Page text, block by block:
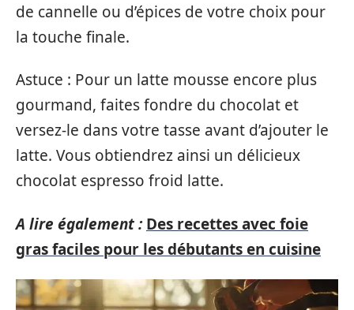
de cannelle ou d’épices de votre choix pour
la touche finale.
Astuce : Pour un latte mousse encore plus
gourmand, faites fondre du chocolat et
versez-le dans votre tasse avant d’ajouter le
latte. Vous obtiendrez ainsi un délicieux
chocolat espresso froid latte.
A lire également : Des recettes avec foie
gras faciles pour les débutants en cuisine